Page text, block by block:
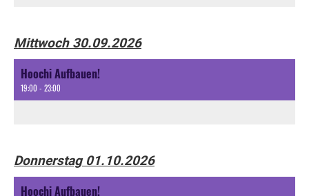
Mittwoch 30.09.2026
Hoochi Aufbauen!
19:00 - 23:00
Donnerstag 01.10.2026
Hoochi Aufbauen!